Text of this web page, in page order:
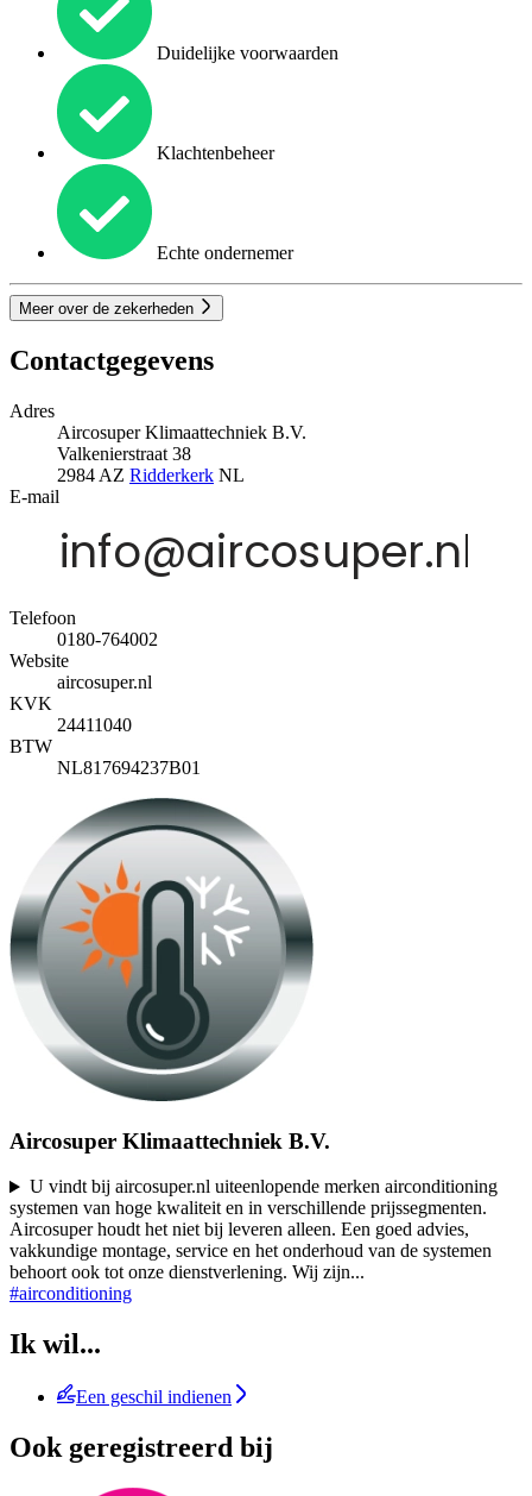
Duidelijke voorwaarden
Klachtenbeheer
Echte ondernemer
Meer over de zekerheden
Contactgegevens
Adres
Aircosuper Klimaattechniek B.V.
Valkenierstraat 38
2984 AZ Ridderkerk NL
E-mail
Telefoon
0180-764002
Website
aircosuper.nl
KVK
24411040
BTW
NL817694237B01
Aircosuper Klimaattechniek B.V.
U vindt bij aircosuper.nl uiteenlopende merken airconditioning
systemen van hoge kwaliteit en in verschillende prijssegmenten.
Aircosuper houdt het niet bij leveren alleen. Een goed advies,
vakkundige montage, service en het onderhoud van de systemen
behoort ook tot onze dienstverlening. Wij zijn...
#airconditioning
Ik wil...
Een geschil indienen
Ook geregistreerd bij